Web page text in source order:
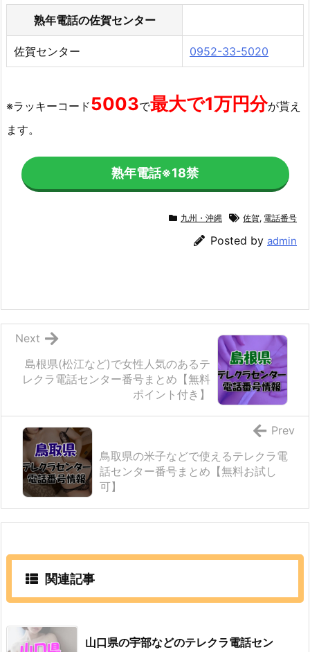
熟年電話の佐賀センター
佐賀センター 0952-33-5020
※ラッキーコード5003で最大で1万円分が貰え
ます。
熟年電話※18禁
九州・沖縄 佐賀, 電話番号
Posted by admin
島根県(松江など)で女性人気のあるテ
レクラ電話センター番号まとめ【無料
ポイント付き】
Next
鳥取県の米子などで使えるテレクラ電
話センター番号まとめ【無料お試し
可】
Prev
関連記事
山口県の宇部などのテレクラ電話セン